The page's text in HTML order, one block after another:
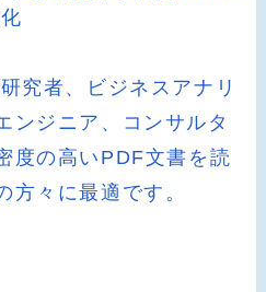
究者、ビジネスアナリ
ンジニア、コンサルタ
度の高いPDF文書を読
方々に最適です。